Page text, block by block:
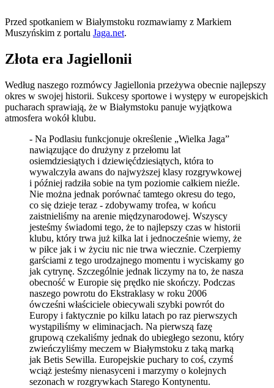
Przed spotkaniem w Białymstoku rozmawiamy z Markiem
Muszyńskim z portalu Jaga.net.
Złota era Jagiellonii
Według naszego rozmówcy Jagiellonia przeżywa obecnie najlepszy
okres w swojej historii. Sukcesy sportowe i występy w europejskich
pucharach sprawiają, że w Białymstoku panuje wyjątkowa
atmosfera wokół klubu.
- Na Podlasiu funkcjonuje określenie „Wielka Jaga”
nawiązujące do drużyny z przełomu lat
osiemdziesiątych i dziewięćdziesiątych, która to
wywalczyła awans do najwyższej klasy rozgrywkowej
i później radziła sobie na tym poziomie całkiem nieźle.
Nie można jednak porównać tamtego okresu do tego,
co się dzieje teraz - zdobywamy trofea, w końcu
zaistnieliśmy na arenie międzynarodowej. Wszyscy
jesteśmy świadomi tego, że to najlepszy czas w historii
klubu, który trwa już kilka lat i jednocześnie wiemy, że
w piłce jak i w życiu nic nie trwa wiecznie. Czerpiemy
garściami z tego urodzajnego momentu i wyciskamy go
jak cytrynę. Szczególnie jednak liczymy na to, że nasza
obecność w Europie się prędko nie skończy. Podczas
naszego powrotu do Ekstraklasy w roku 2006
ówcześni właściciele obiecywali szybki powrót do
Europy i faktycznie po kilku latach po raz pierwszych
wystąpiliśmy w eliminacjach. Na pierwszą fazę
grupową czekaliśmy jednak do ubiegłego sezonu, który
zwieńczyliśmy meczem w Białymstoku z taką marką
jak Betis Sewilla. Europejskie puchary to coś, czymś
wciąż jesteśmy nienasyceni i marzymy o kolejnych
sezonach w rozgrywkach Starego Kontynentu.